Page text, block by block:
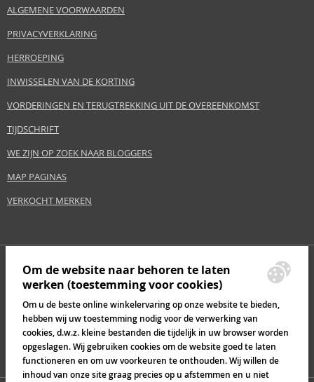
ALGEMENE VOORWAARDEN
PRIVACYVERKLARING
HERROEPING
INWISSELEN VAN DE KORTING
VORDERINGEN EN TERUGTREKKING UIT DE OVEREENKOMST
TIJDSCHRIFT
WE ZIJN OP ZOEK NAAR BLOGGERS
MAP PAGINAS
VERKOCHT MERKEN
Om de website naar behoren te laten
werken (toestemming voor cookies)
Om u de beste online winkelervaring op onze website te bieden,
hebben wij uw toestemming nodig voor de verwerking van
cookies, d.w.z. kleine bestanden die tijdelijk in uw browser worden
opgeslagen. Wij gebruiken cookies om de website goed te laten
functioneren en om uw voorkeuren te onthouden. Wij willen de
inhoud van onze site graag precies op u afstemmen en u niet